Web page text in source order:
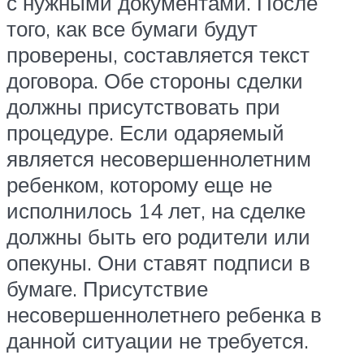
того, как все бумаги будут
проверены, составляется текст
договора. Обе стороны сделки
должны присутствовать при
процедуре. Если одаряемый
является несовершеннолетним
ребенком, которому еще не
исполнилось 14 лет, на сделке
должны быть его родители или
опекуны. Они ставят подписи в
бумаге. Присутствие
несовершеннолетнего ребенка в
данной ситуации не требуется.